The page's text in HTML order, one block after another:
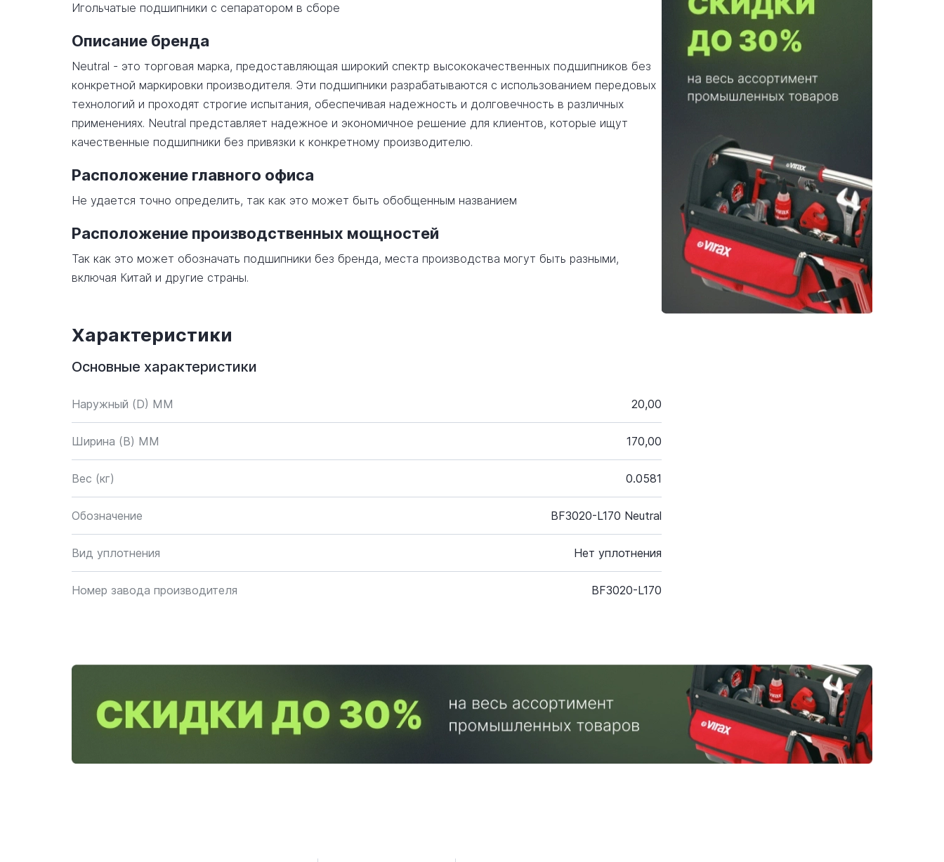
Игольчатые подшипники с сепаратором в сборе
Описание бренда
Neutral - это торговая марка, предоставляющая широкий спектр высококачественных подшипников без
конкретной маркировки производителя. Эти подшипники разрабатываются с использованием передовых
технологий и проходят строгие испытания, обеспечивая надежность и долговечность в различных
применениях. Neutral представляет надежное и экономичное решение для клиентов, которые ищут
качественные подшипники без привязки к конкретному производителю.
Расположение главного офиса
Не удается точно определить, так как это может быть обобщенным названием
Расположение производственных мощностей
Так как это может обозначать подшипники без бренда, места производства могут быть разными,
включая Китай и другие страны.
Характеристики
Основные характеристики
Наружный (D) ММ 20,00
Ширина (B) MM 170,00
Вес (кг) 0.0581
Обозначение BF3020-L170 Neutral
Вид уплотнения Нет уплотнения
Номер завода производителя BF3020-L170